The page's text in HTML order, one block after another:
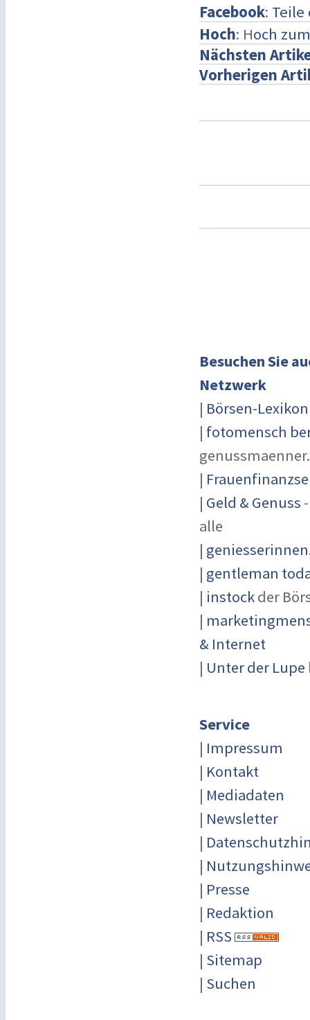
Facebook: Teile
Hoch: Hoch
Nächsten
Vorherigen
Besuchen Sie
Netzwerk
| Börsen-Lexikon
| fotomensch
|
| Geld & Genuss
alle
|
| gentleman
| instockder
|
& Internet
| Unter der Lupe
Service
| Impressum
| Kontakt
| Mediadaten
| Newsletter
|
|
| Presse
| Redaktion
| RSS
| Sitemap
| Suchen